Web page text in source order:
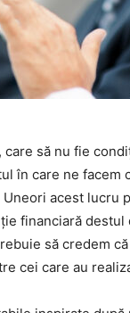
să nu fie
în care ne facem
acest lucru
financiară destul
să credem
cei care au